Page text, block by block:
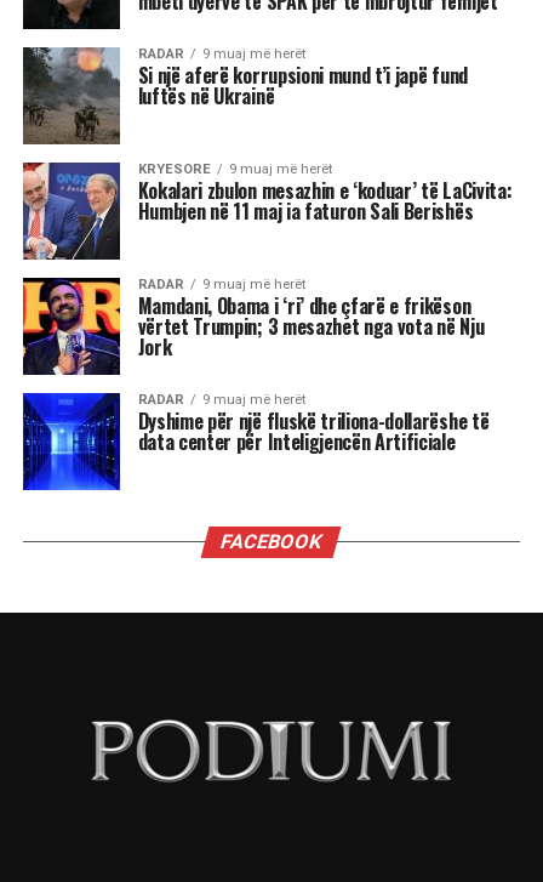
Shqipëri me një demokraci të vërtetë. T’i
lëmë hasmëritë, sepse jeta është e shkurtër,
u shpreh aktori i shquar dhe ikona e skenës
shqiptare.
Reshat Arbana është një prej figurave më të
dashura për publikun shqiptar, për kontributin e
tij të çmuar në kinematografi dhe teatër.
Ai ka sjellë në jetë mbi 40 personazhe në film
dhe qindra role në skenë, duke u bërë një simbol i
gjallë i shpirtit popullor, burrërisë, dhimbjes,
revoltës dhe dashurisë për vendin.
Në 85-vjetorit e lindjes së tij, Arkivi Qendror
Shtetëror i Filmit e uroi aktorin duke shfaqur
dokumentarin “Përballë”, ku vetë Reshat Arbana
ndalet tek rolet më të spikatura të karrierës së
RESHAT ARBANA
LAJMI I RRADHËS